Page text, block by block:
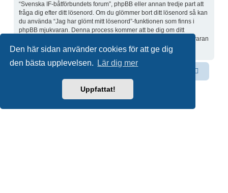
Den här sidan använder cookies för att ge dig
den bästa upplevelsen.
Lär dig mer
Uppfattat!
“Svenska IF-båtförbundets forum”, phpBB eller annan tredje part att
fråga dig efter ditt lösenord. Om du glömmer bort ditt lösenord så kan
du använda “Jag har glömt mitt lösenord”-funktionen som finns i
phpBB mjukvaran. Denna process kommer att be dig om ditt
användarnamn och din e-postadress, sen kommer phpBB mjukvaran
skicka dig ett nytt lösenord till din e-postadress.
phpBB® Forum Software © phpBB Limited